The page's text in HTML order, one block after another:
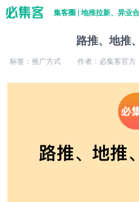
集客圈 | 地推拉新、异业
路推、地推
标签：推广方式 作者：必集客官方